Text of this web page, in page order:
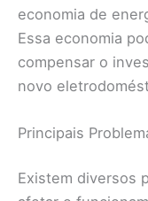
economia de
Essa economia
compensar o
novo
Principais
Existem diversos